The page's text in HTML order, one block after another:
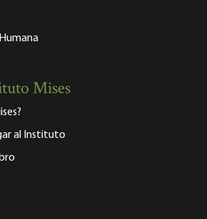
Mises
al Instituto